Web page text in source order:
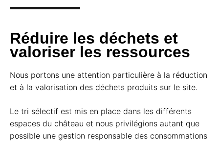
Réduire les déchets et
valoriser les ressources
Nous portons une attention particulière à la réduction
et à la valorisation des déchets produits sur le site.
Le tri sélectif est mis en place dans les différents
espaces du château et nous privilégions autant que
possible une gestion responsable des consommations